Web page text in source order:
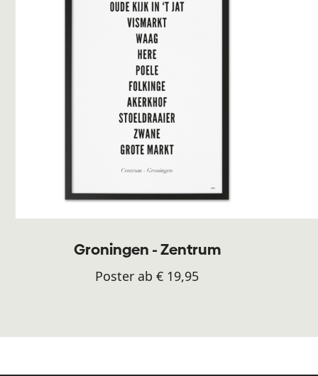
Groningen - Zentrum
Poster ab € 19,95